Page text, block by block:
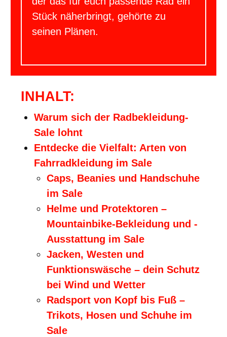
Stück näherbringt, gehörte zu
seinen Plänen.
INHALT:
Warum sich der Radbekleidung-
Sale lohnt
Entdecke die Vielfalt: Arten von
Fahrradkleidung im Sale
Caps, Beanies und Handschuhe
im Sale
Helme und Protektoren –
Mountainbike-Bekleidung und -
Ausstattung im Sale
Jacken, Westen und
Funktionswäsche – dein Schutz
bei Wind und Wetter
Radsport von Kopf bis Fuß –
Trikots, Hosen und Schuhe im
Sale